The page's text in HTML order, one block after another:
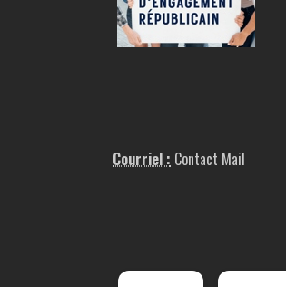
Courriel : Contact Mail